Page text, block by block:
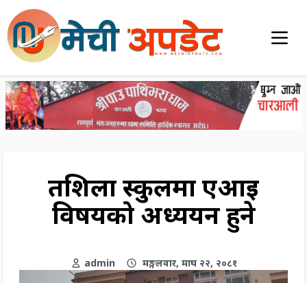
तक्षशिला स्कुलमा एआइ
विषयको अध्ययन हुने
admin मङ्गलवार, माघ २२, २०८१